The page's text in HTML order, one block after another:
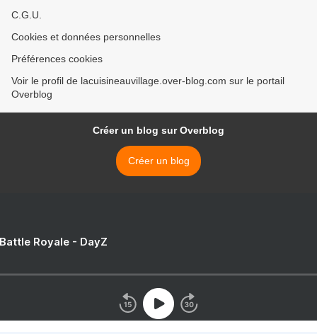
C.G.U.
Cookies et données personnelles
Préférences cookies
Voir le profil de lacuisineauvillage.over-blog.com sur le portail
Overblog
Créer un blog sur Overblog
Créer un blog
Royale - DayZ